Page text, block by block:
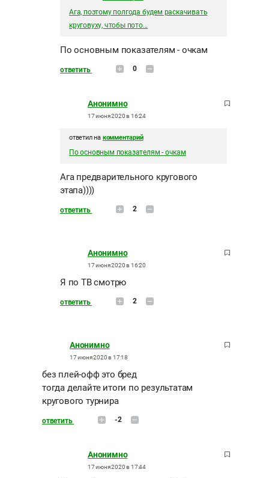
Ага, поэтому полгода будем раскачивать
круговуху, чтобы пото...
По основным показателям - очкам
ответить 0
Анонимно
17 июня 2020 в 16:24
ответил на комментарий
По основным показателям - очкам
Ага предварительного кругового
этапа))))
ответить 2
Анонимно
17 июня 2020 в 16:20
Я по ТВ смотрю
ответить 2
Анонимно
17 июня 2020 в 17:18
без плей-офф это бред
тогда делайте итоги по результатам
кругового турнира
ответить -2
Анонимно
17 июня 2020 в 17:44